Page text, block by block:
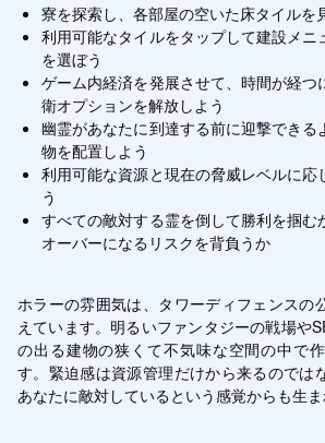
寮を探索し、各部屋の空いた床タイルを
利用可能なタイルをタップして建設メニ
を選ぼう
ゲーム内経済を発展させて、時間が経つ
衛オプションを解放しよう
幽霊があなたに到達する前に迎撃できる
物を配置しよう
利用可能な資源と現在の脅威レベルに応
う
すべての敵対する霊を倒して勝利を掴む
オーバーになるリスクを背負うか
ホラーの雰囲気は、タワーディフェンスの
えています。明るいファンタジーの戦場や
の出る建物の狭くて不気味な空間の中で
す。緊迫感は資源管理だけから来るのでは
あなたに敵対しているという感覚からも生ま